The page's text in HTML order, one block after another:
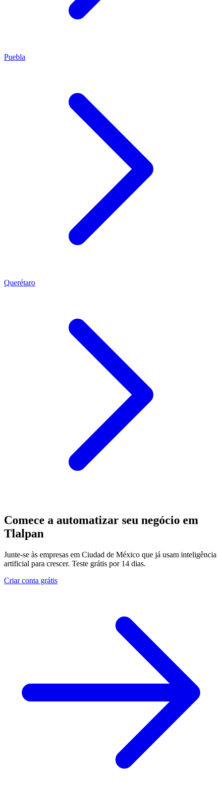
Puebla
Querétaro
Comece a automatizar seu negócio em
Tlalpan
Junte-se às empresas em Ciudad de México que já usam inteligência
artificial para crescer. Teste grátis por 14 dias.
Criar conta grátis